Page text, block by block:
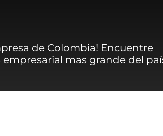
de Colombia! Encuentre
mas grande del